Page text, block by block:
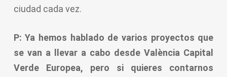
ciudad cada vez.
P: Ya hemos hablado de varios proyectos que
se van a llevar a cabo desde València Capital
Verde Europea, pero si quieres contarnos